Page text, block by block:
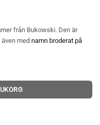
från Bukowski. Den är
med namn broderat på